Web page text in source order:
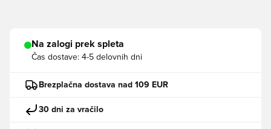
Na zalogi prek spleta
Čas dostave: 4-5 delovnih dni
Brezplačna dostava nad 109 EUR
30 dni za vračilo